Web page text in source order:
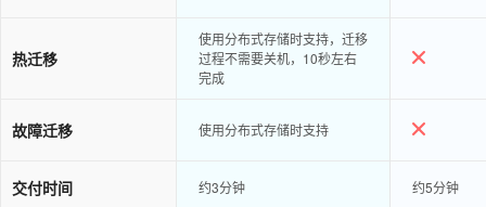
热迁移
使用分布式存储时支持，迁移
过程不需要关机，10秒左右
完成
故障迁移 使用分布式存储时支持
交付时间 约3分钟 约5分钟